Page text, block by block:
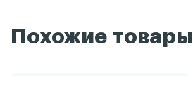
Похожие товары